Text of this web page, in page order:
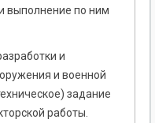
выполнение по ним
и
и военной
задание
работы.